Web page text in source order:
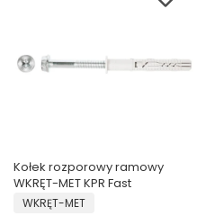
Kołek rozporowy ramowy
WKRĘT-MET KPR Fast
PRODUCENT
WKRĘT-MET